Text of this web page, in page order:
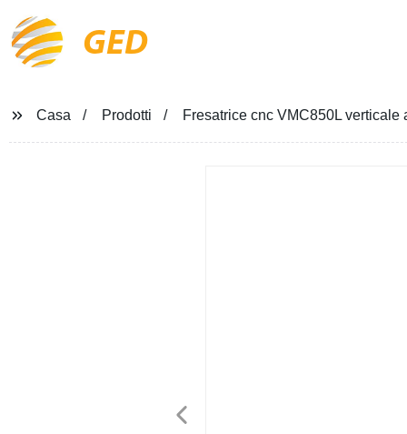
GED
Casa Prodotti Fresatrice cnc VMC850L verticale